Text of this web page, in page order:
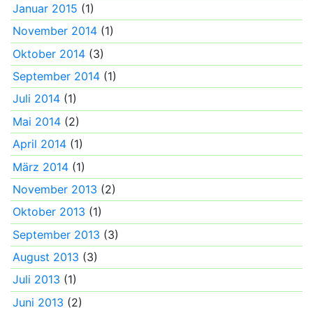
Januar 2015 (1)
November 2014 (1)
Oktober 2014 (3)
September 2014 (1)
Juli 2014 (1)
Mai 2014 (2)
April 2014 (1)
März 2014 (1)
November 2013 (2)
Oktober 2013 (1)
September 2013 (3)
August 2013 (3)
Juli 2013 (1)
Juni 2013 (2)